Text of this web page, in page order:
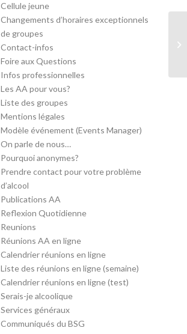
Cellule jeune
Changements d’horaires exceptionnels
de groupes
Contact-infos
Foire aux Questions
Infos professionnelles
Les AA pour vous?
Liste des groupes
Mentions légales
Modèle événement (Events Manager)
On parle de nous…
Pourquoi anonymes?
Prendre contact pour votre problème
d’alcool
Publications AA
Reflexion Quotidienne
Reunions
Réunions AA en ligne
Calendrier réunions en ligne
Liste des réunions en ligne (semaine)
Calendrier réunions en ligne (test)
Serais-je alcoolique
Services généraux
Communiqués du BSG